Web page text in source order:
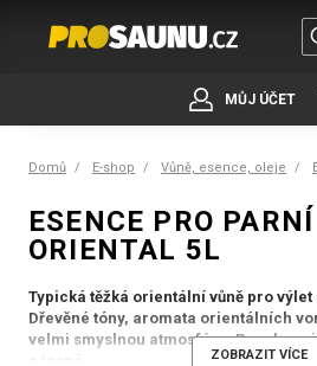
MŮJ ÚČET
Domů E-shop Vůně, esence, oleje
ESENCE PRO
ORIENTAL 5L
Typická těžká orientální vůně pro
Dřevěné tóny, aromata orientálních
velmi smyslnou atmosféru.
a jasná.
ZOBRAZIT VÍCE